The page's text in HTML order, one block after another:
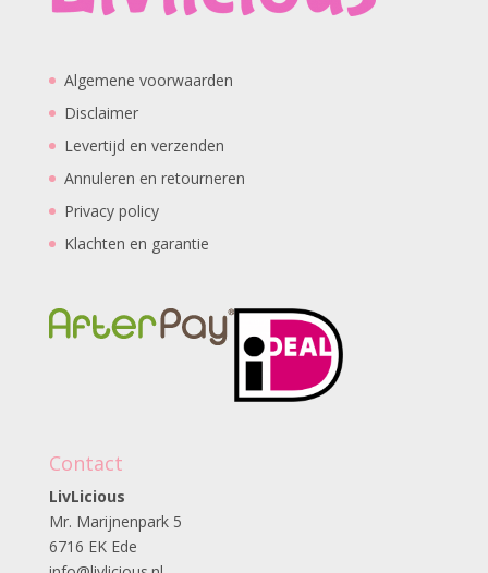
Algemene voorwaarden
Disclaimer
Levertijd en verzenden
Annuleren en retourneren
Privacy policy
Klachten en garantie
Contact
LivLicious
Mr. Marijnenpark 5
6716 EK Ede